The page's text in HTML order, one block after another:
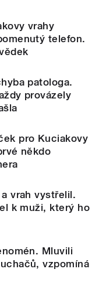
vrahy
telefon.
patologa.
provázely
pro Kuciakovy
někdo
vrah vystřelil.
k muži, který ho
Mluvili
vzpomíná